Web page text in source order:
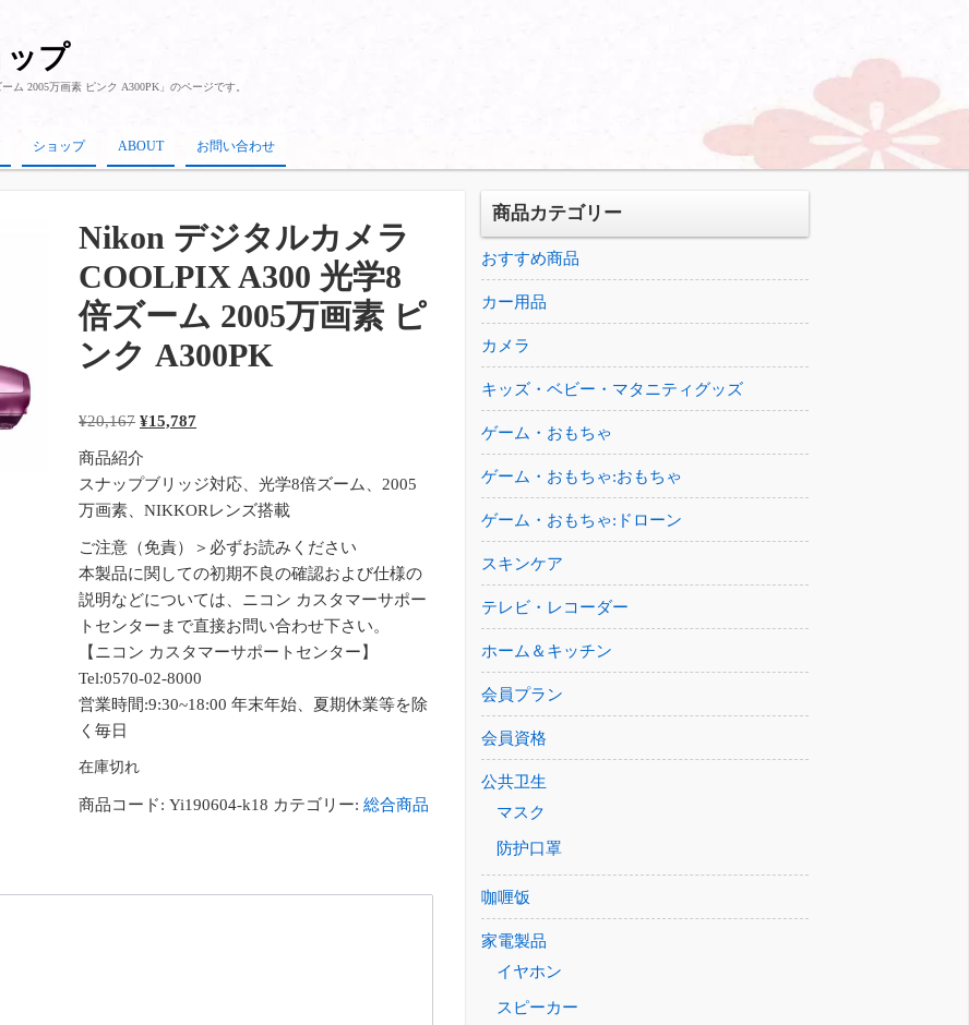
プ
ム 2005万画素 ピンク A300PK」のページです。
ショップ ABOUT お問い合わせ
Nikon デジタルカメラ
COOLPIX A300 光学8
倍ズーム 2005万画素 ピ
ンク A300PK
¥20,167 元
価
¥20,167
で
し
た。
¥15,787
の
は
¥15,787
で
す。
商品紹介
スナップブリッジ対応、光学8倍ズーム、2005
万画素、NIKKORレンズ搭載
ご注意（免責）＞必ずお読みください
本製品に関しての初期不良の確認および仕様の
説明などについては、ニコン カスタマーサポー
トセンターまで直接お問い合わせ下さい。
【ニコン カスタマーサポートセンター】
Tel:0570-02-8000
営業時間:9:30~18:00 年末年始、夏期休業等を除
く毎日
在庫切れ
商品コード:Yi190604-k18 カテゴリー:総合商品
商品カテゴリー
おすすめ商品
カー用品
カメラ
キッズ・ベビー・マタニティグッズ
ゲーム・おもちゃ
ゲーム・おもちゃ:おもちゃ
ゲーム・おもちゃ:ドローン
スキンケア
テレビ・レコーダー
ホーム＆キッチン
会員プラン
会員資格
公共卫生
マスク
防护口罩
咖喱饭
家電製品
イヤホン
スピーカー